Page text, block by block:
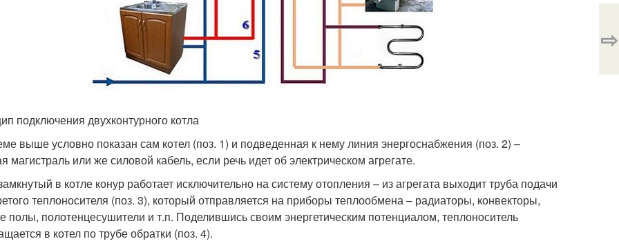
подключения двухконтурного котла
выше условно показан сам котел (поз. 1) и подведенная к нему линия энергоснабжения (поз. 2) –
магистраль или же силовой кабель, если речь идет об электрическом агрегате.
в котле конур работает исключительно на систему отопления – из агрегата выходит труба подачи
теплоносителя (поз. 3), который отправляется на приборы теплообмена – радиаторы, конвекторы,
полы, полотенцесушители и т.п. Поделившись своим энергетическим потенциалом, теплоноситель
в котел по трубе обратки (поз. 4).
⇨